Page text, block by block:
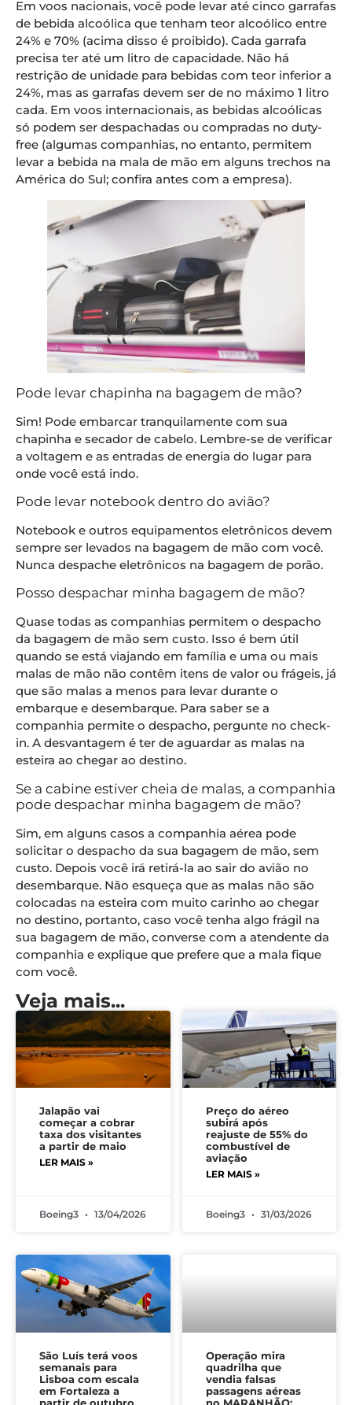
Em voos nacionais, você pode levar até cinco garrafas
de bebida alcoólica que tenham teor alcoólico entre
24% e 70% (acima disso é proibido). Cada garrafa
precisa ter até um litro de capacidade. Não há
restrição de unidade para bebidas com teor inferior a
24%, mas as garrafas devem ser de no máximo 1 litro
cada. Em voos internacionais, as bebidas alcoólicas
só podem ser despachadas ou compradas no duty-
free (algumas companhias, no entanto, permitem
levar a bebida na mala de mão em alguns trechos na
América do Sul; confira antes com a empresa).
Pode levar chapinha na bagagem de mão?
Sim! Pode embarcar tranquilamente com sua
chapinha e secador de cabelo. Lembre-se de verificar
a voltagem e as entradas de energia do lugar para
onde você está indo.
Pode levar notebook dentro do avião?
Notebook e outros equipamentos eletrônicos devem
sempre ser levados na bagagem de mão com você.
Nunca despache eletrônicos na bagagem de porão.
Posso despachar minha bagagem de mão?
Quase todas as companhias permitem o despacho
da bagagem de mão sem custo. Isso é bem útil
quando se está viajando em família e uma ou mais
malas de mão não contêm itens de valor ou frágeis, já
que são malas a menos para levar durante o
embarque e desembarque. Para saber se a
companhia permite o despacho, pergunte no check-
in. A desvantagem é ter de aguardar as malas na
esteira ao chegar ao destino.
Se a cabine estiver cheia de malas, a companhia
pode despachar minha bagagem de mão?
Sim, em alguns casos a companhia aérea pode
solicitar o despacho da sua bagagem de mão, sem
custo. Depois você irá retirá-la ao sair do avião no
desembarque. Não esqueça que as malas não são
colocadas na esteira com muito carinho ao chegar
no destino, portanto, caso você tenha algo frágil na
sua bagagem de mão, converse com a atendente da
companhia e explique que prefere que a mala fique
com você.
Veja mais...
Jalapão vai
começar a cobrar
taxa dos visitantes
a partir de maio
LER MAIS »
Boeing3 13/04/2026
Preço do aéreo
subirá após
reajuste de 55% do
combustível de
aviação
LER MAIS »
Boeing3 31/03/2026
São Luís terá voos
semanais para
Lisboa com escala
em Fortaleza a
partir de outubro
Operação mira
quadrilha que
vendia falsas
passagens aéreas
no MARANHÃO;